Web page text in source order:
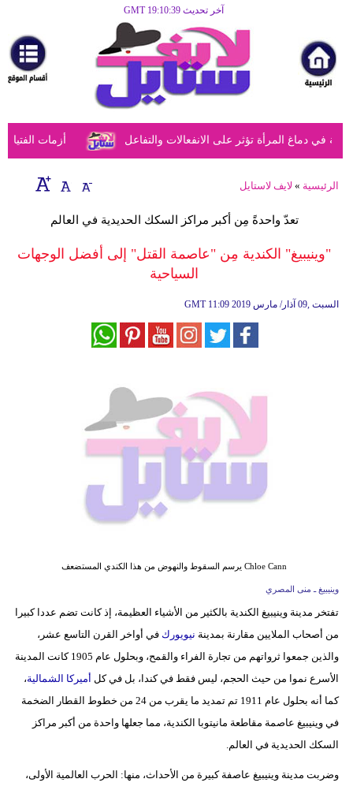
آخر تحديث GMT 19:10:39
مرأة
أزياء
أزياء
إسلامية
صحة
أزمات الفتيات دماغ المرأة تؤثر على الانفعالات والتفاعل
الرئيسية » لايف لاستايل
تعدّ واحدةً مِن أكبر مراكز السكك الحديدية في العالم
"وينيبيغ" الكندية مِن "عاصمة القتل" إلى أفضل الوجهات
السياحية
GMT 11:09 2019 السبت ,09 آذار/ مارس
Chloe Cann يرسم السقوط والنهوض من هذا الكندي المستضعف
وينيبيغ ـ منى المصري
تفتخر مدينة وينيبيغ الكندية بالكثير من الأشياء العظيمة، إذ كانت تضم عددا كبيرا
من أصحاب الملايين مقارنة بمدينة نيويوركفي أواخر القرن التاسع عشر،
والذين جمعوا ثرواتهم من تجارة الفراء والقمح، وبحلول عام 1905 كانت المدينة
الأسرع نموا من حيث الحجم، ليس فقط في كندا، بل في كل أميركا الشمالية،
كما أنه بحلول عام 1911 تم تمديد ما يقرب من 24 من خطوط القطار الضخمة
في وينيبيغ عاصمة مقاطعة مانيتوبا الكندية، مما جعلها واحدة من أكبر مراكز
السكك الحديدية في العالم.
وضربت مدينة وينيبيغ عاصفة كبيرة من الأحداث، منها: الحرب العالمية الأولى،